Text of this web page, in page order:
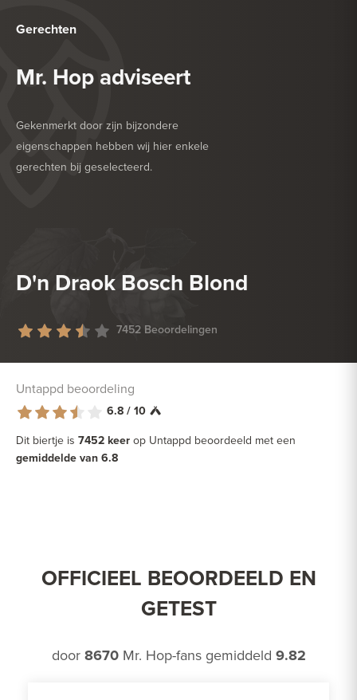
Gerechten
Mr. Hop adviseert
Gekenmerkt door zijn bijzondere
eigenschappen hebben wij hier enkele
gerechten bij geselecteerd.
HEERLIJK BIJ
D'n Draok Bosch Blond
7452 Beoordelingen
Untappd beoordeling
6.8 / 10
Dit biertje is 7452 keer op Untappd beoordeeld met een
gemiddelde van 6.8
OFFICIEEL BEOORDEELD EN
GETEST
door 8670Mr. Hop-fans gemiddeld 9.82